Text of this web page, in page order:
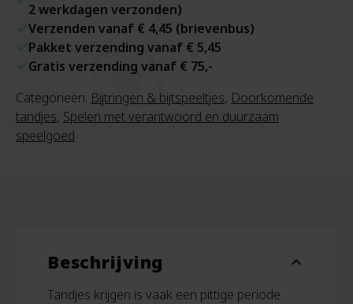
2 werkdagen verzonden)
Verzenden vanaf € 4,45 (brievenbus)
Pakket verzending vanaf € 5,45
Gratis verzending vanaf € 75,-
Categorieën: Bijtringen & bijtspeeltjes, Doorkomende
tandjes, Spelen met verantwoord en duurzaam
speelgoed
Beschrijving expand_more
Tandjes krijgen is vaak een pittige periode